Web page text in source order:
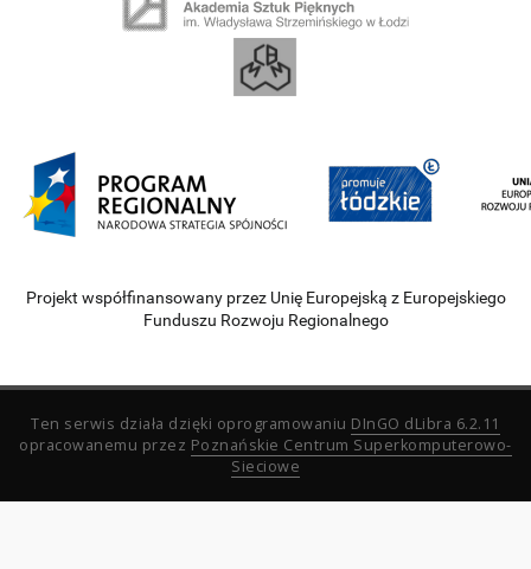
Projekt współfinansowany przez Unię Europejską z Europejskiego
Funduszu Rozwoju Regionalnego
Ten serwis działa dzięki oprogramowaniu DInGO dLibra 6.2.11
opracowanemu przez Poznańskie Centrum Superkomputerowo-
Sieciowe